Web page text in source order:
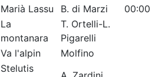
Marià Lassu B. di Marzi
00:00
La
montanara
T. Ortelli-L.
Pigarelli
Va l'alpin
Molfino
Stelutis